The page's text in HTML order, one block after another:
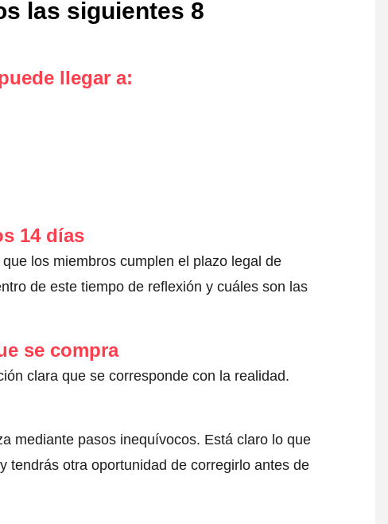
las siguientes 8
llegar a:
14 días
los miembros cumplen el plazo legal de
de este tiempo de reflexión y cuáles son las
se compra
clara que se corresponde con la realidad.
mediante pasos inequívocos. Está claro lo que
tendrás otra oportunidad de corregirlo antes de